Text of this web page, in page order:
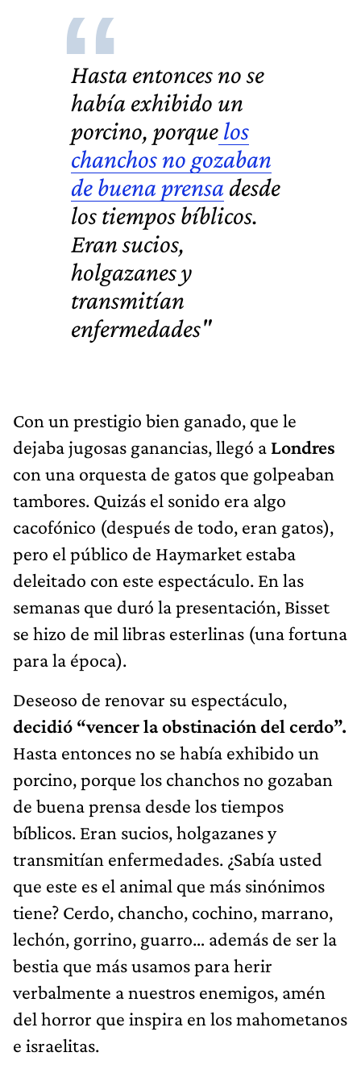
Hasta entonces no se
había exhibido un
porcino, porquelos
chanchos no gozaban
de buena prensa desde
los tiempos bíblicos.
Eran sucios,
holgazanes y
transmitían
enfermedades"
Con un prestigio bien ganado, que le
dejaba jugosas ganancias, llegó a Londres
con una orquesta de gatos que golpeaban
tambores. Quizás el sonido era algo
cacofónico (después de todo, eran gatos),
pero el público de Haymarket estaba
deleitado con este espectáculo. En las
semanas que duró la presentación, Bisset
se hizo de mil libras esterlinas (una fortuna
para la época).
Deseoso de renovar su espectáculo,
decidió “vencer la obstinación del cerdo”.
Hasta entonces no se había exhibido un
porcino, porque los chanchos no gozaban
de buena prensa desde los tiempos
bíblicos. Eran sucios, holgazanes y
transmitían enfermedades. ¿Sabía usted
que este es el animal que más sinónimos
tiene? Cerdo, chancho, cochino, marrano,
lechón, gorrino, guarro… además de ser la
bestia que más usamos para herir
verbalmente a nuestros enemigos, amén
del horror que inspira en los mahometanos
e israelitas.